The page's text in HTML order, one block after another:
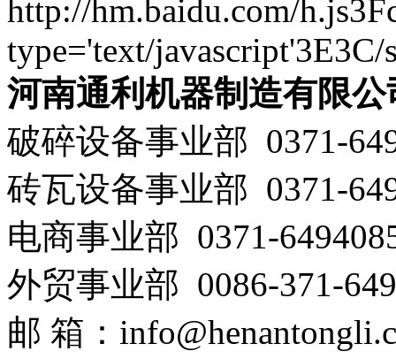
http://hm.baidu.com/
type='text/javascript'3E3C/
河南通利机器制造有限公
破碎设备事业部 0371-
砖瓦设备事业部 0371-
电商事业部 0371-
外贸事业部 0086-371-
邮 箱：